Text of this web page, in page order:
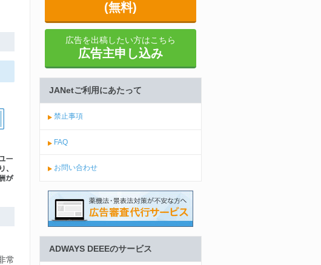
常
(無料)
広告を出稿したい方はこちら
広告主申し込み
JANetご利用にあたって
禁止事項
FAQ
お問い合わせ
ADWAYS DEEEのサービス